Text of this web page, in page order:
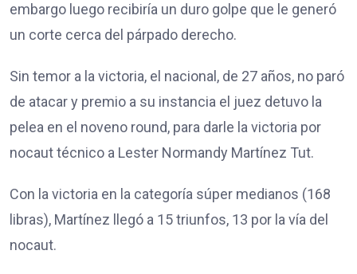
embargo luego recibiría un duro golpe que le generó
un corte cerca del párpado derecho.
Sin temor a la victoria, el nacional, de 27 años, no paró
de atacar y premio a su instancia el juez detuvo la
pelea en el noveno round, para darle la victoria por
nocaut técnico a Lester Normandy Martínez Tut.
Con la victoria en la categoría súper medianos (168
libras), Martínez llegó a 15 triunfos, 13 por la vía del
nocaut.